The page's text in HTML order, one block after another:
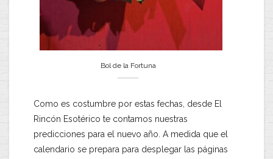
Bol de la Fortuna
Como es costumbre por estas fechas, desde El
Rincón Esotérico te contamos nuestras
predicciones para el nuevo año. A medida que el
calendario se prepara para desplegar las páginas